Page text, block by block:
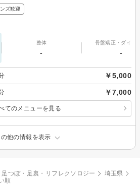
ンズ歓迎
整体
-
骨盤矯正・ダイエ
-
￥5,000
￥7,000
てのメニューを見る
の他の情報を表示
足つぼ・足裏・リフレクソロジー
埼玉県
順